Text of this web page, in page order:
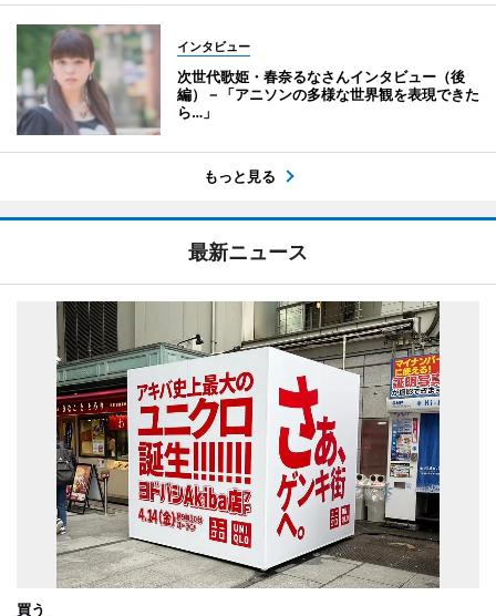
インタビュー
次世代歌姫・春奈るなさんインタビュー（後
編）－「アニソンの多様な世界観を表現できた
ら…」
もっと見る
最新ニュース
買う